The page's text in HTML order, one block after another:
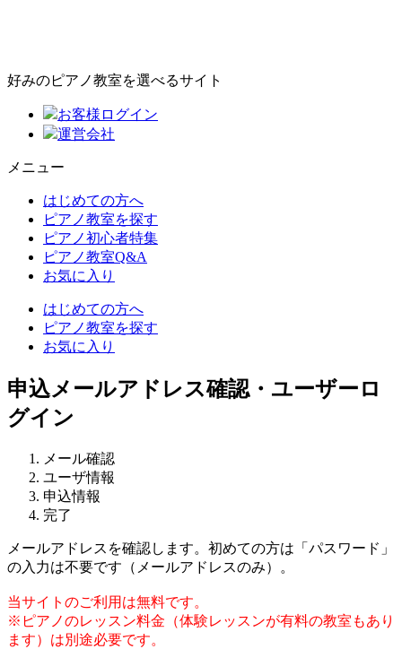
好みのピアノ教室を選べるサイト
お客様ログイン
運営会社
メニュー
はじめての方へ
ピアノ教室を探す
ピアノ初心者特集
ピアノ教室Q&A
お気に入り
はじめての方へ
ピアノ教室を探す
お気に入り
申込メールアドレス確認・ユーザーロ
グイン
メール確認
ユーザ情報
申込情報
完了
メールアドレスを確認します。初めての方は「パスワード」
の入力は不要です（メールアドレスのみ）。
当サイトのご利用は無料です。
※ピアノのレッスン料金（体験レッスンが有料の教室もあり
ます）は別途必要です。